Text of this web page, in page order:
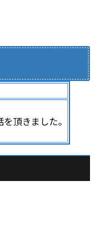
頂きました。